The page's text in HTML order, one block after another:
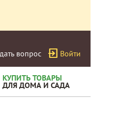
вопрос Войти
КУПИТЬ ТОВАРЫ
ДЛЯ ДОМА И САДА